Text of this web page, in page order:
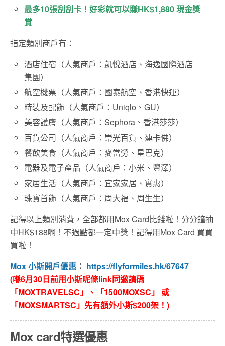
最多10張刮刮卡！好彩就可以賺HK$1,880 現金獎
賞
指定類別商戶有：
酒店住宿（人氣商戶：凱悅酒店、海逸國際酒店
集團）
航空機票（人氣商戶：國泰航空、香港快運）
時裝及配飾（人氣商戶：Uniqlo、GU）
美容護膚（人氣商戶：Sephora、香港莎莎）
百貨公司（人氣商戶：崇光百貨、連卡佛）
餐飲美食（人氣商戶：麥當勞、星巴克）
電器及電子產品（人氣商戶：小米、豐澤）
家居生活（人氣商戶：宜家家居、實惠）
珠寶首飾（人氣商戶：周大福、周生生）
記得以上類別消費，全部都用Mox Card比錢啦！分分鐘抽
中HK$188啊！不過點都一定中獎！記得用Mox Card 買買
買啦！
Mox 小斯開戶優惠 ： https://flyformiles.hk/67647
(喺6月30日前用小斯呢條link同邀請碼
「MOXTRAVELSC」、「1500MOXSC」 或
「MOXSMARTSC」先有額外小斯$200架！)
Mox card特選優惠